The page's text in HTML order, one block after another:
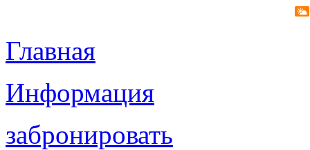
Главная
Информация
забронировать